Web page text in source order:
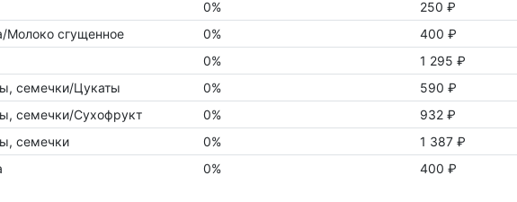
0%
250 ₽
сгущенное
0%
400 ₽
0%
1 295 ₽
семечки/Цукаты
0%
590 ₽
семечки/Сухофрукт
0%
932 ₽
семечки
0%
1 387 ₽
0% 400 ₽